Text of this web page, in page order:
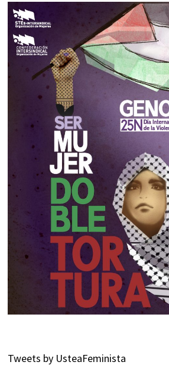
Tweets by UsteaFeminista